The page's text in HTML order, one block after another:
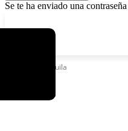
Se te ha enviado una
Tequila